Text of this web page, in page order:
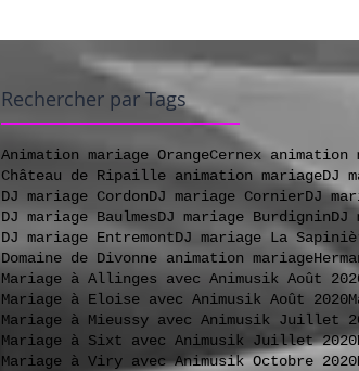
Rechercher par Tags
Animation mariage OrangeCernex animation
Château de Ripaille animation mariageDJ
DJ mariage CordonDJ mariage CornierDJ
DJ mariage BaulmesDJ mariage BurdigninDJ
DJ mariage EntremontDJ mariage La
Domaine de Divonne animation mariage
Mariage à Allinges avec Animusik Août
Mariage à Eloise avec Animusik Août 2020
Mariage à Mieussy avec Animusik Juillet
Mariage à Sixt avec Animusik Juillet 2020
Mariage à Viry avec Animusik Octobre 2020